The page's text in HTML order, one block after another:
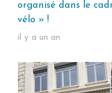
organisé dans le
vélo » !
il y a un an